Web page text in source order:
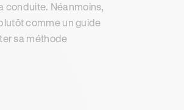
conduite. Néanmoins,
comme un guide
sa méthode
vos Options